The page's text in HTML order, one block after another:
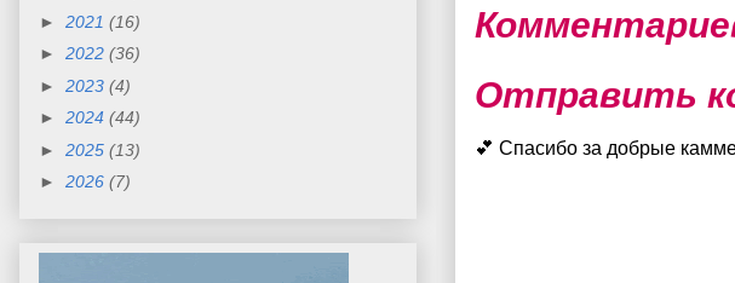
Отправить
💕 Спасибо за добрые
► 2021 (16)
► 2022 (36)
► 2023 (4)
► 2024 (44)
► 2025 (13)
► 2026 (7)